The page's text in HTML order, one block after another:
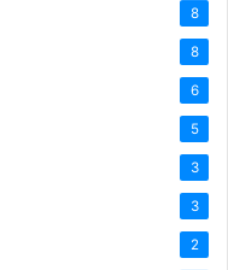
8
8
6
5
3
3
2